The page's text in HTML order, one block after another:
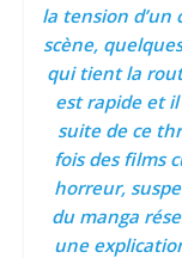
la tension d’un
scène,
qui tient la
est rapide et
suite de ce
fois des films
horreur,
du manga
une